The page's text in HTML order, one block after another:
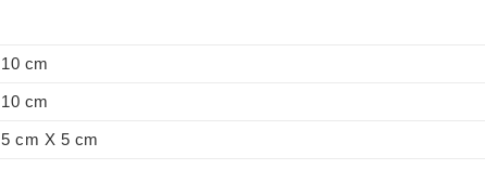
10 cm
10 cm
5 cm X 5 cm